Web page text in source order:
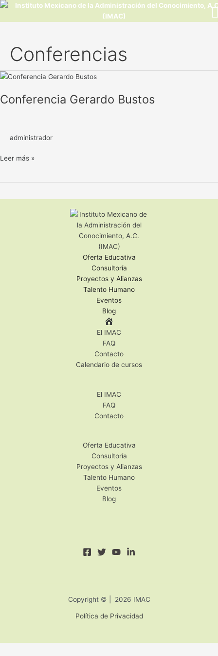
Ir
Conferencias
Conferencia Gerardo Bustos
administrador
Conferencia
Bustos
Leer más »
Oferta Educativa
Consultoría
Proyectos y Alianzas
Talento Humano
Eventos
Blog
El IMAC
FAQ
Contacto
Calendario de cursos
El IMAC
FAQ
Contacto
Oferta Educativa
Consultoría
Proyectos y Alianzas
Talento Humano
Eventos
Blog
Copyright © | 2026 IMAC
Política de Privacidad